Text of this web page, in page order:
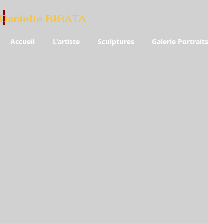
Danielle BIGATA
Accueil L'artiste Sculptures Galerie Portraits